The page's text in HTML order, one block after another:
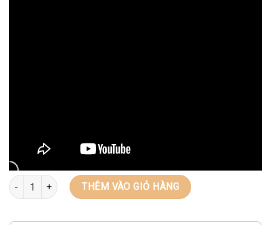
Số lượng THÊM VÀO GIỎ HÀNG